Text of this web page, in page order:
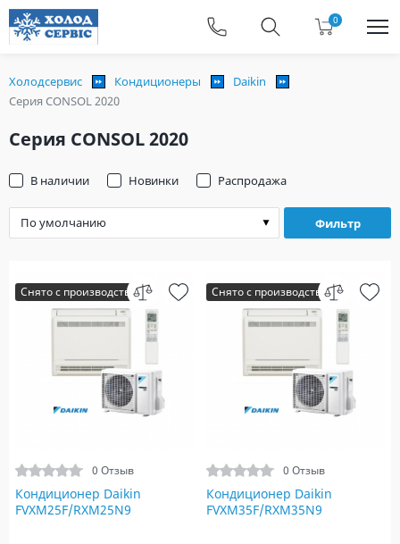
0
Холодсервис Кондиционеры
Daikin
Серия CONSOL 2020
Серия CONSOL 2020
Фильтр
В наличии Новинки Распродажа
Снято с производства
0 Отзыв
Кондиционер Daikin
FVXM25F/RXM25N9
Снято с производства
0 Отзыв
Кондиционер Daikin
FVXM35F/RXM35N9